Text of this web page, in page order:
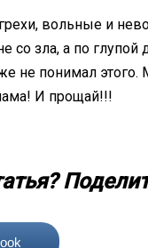
вольные и
со зла, а по
не понимал этого.
И прощай!!!